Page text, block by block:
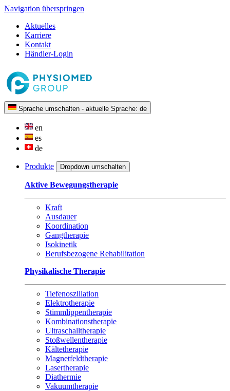
Navigation überspringen
Aktuelles
Karriere
Kontakt
Händler-Login
Sprache umschalten - aktuelle Sprache: de
en
es
de
Produkte Dropdown umschalten
Aktive Bewegungstherapie
Kraft
Ausdauer
Koordination
Gangtherapie
Isokinetik
Berufsbezogene Rehabilitation
Physikalische Therapie
Tiefenoszillation
Elektrotherapie
Stimmlippentherapie
Kombinationstherapie
Ultraschalltherapie
Stoßwellentherapie
Kältetherapie
Magnetfeldtherapie
Lasertherapie
Diathermie
Vakuumtherapie